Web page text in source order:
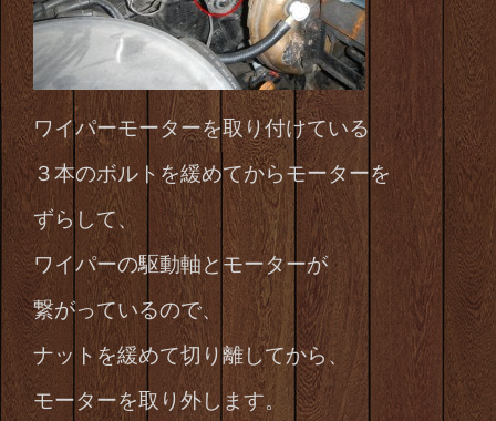
ワイパーモーターを取り付けている
３本のボルトを緩めてからモーターを
ずらして、
ワイパーの駆動軸とモーターが
繋がっているので、
ナットを緩めて切り離してから、
モーターを取り外します。